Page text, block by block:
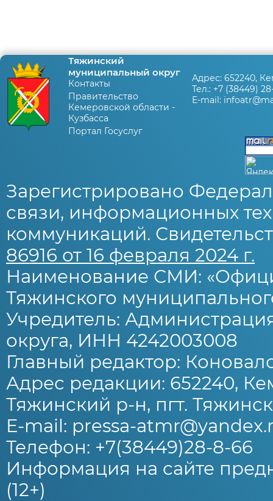
Тяжинский
муниципальный округ
Контакты
Правительство
Кемеровской области -
Кузбасса
Портал Госуслуг
Адрес: 652240,
Тел.: +7 (38449)
E-mail:
Зарегистрировано
связи, информационных
коммуникаций.
86916 от 16 февраля 2024 г.
Наименование СМИ:
Тяжинского
Учредитель:
округа, ИНН 4242003008
Главный редактор:
Адрес редакции: 652240,
Тяжинский р-н, пгт.
E-mail: pressa-
Телефон: +7(38449)28-8-66
Информация на сайте
(12+)